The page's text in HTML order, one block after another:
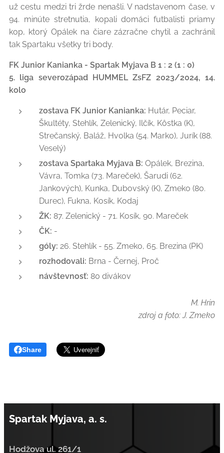
už cestu medzi tri žrde nenašli. V nadstavenom čase, v
94. minúte stretnutia, kopali domáci futbalisti priamy
kop, ktorý Opálek na čiare zázračne chytil a zachránil
tak Spartaku všetky tri body.
FK Junior Kanianka - Spartak Myjava B 1 : 2 (1 : 0)
5. liga severozápad HUMMEL ZsFZ 2023/2024, 14.
kolo
zostava FK Junior Kanianka: Hutár, Peciar,
Škultéty, Stehlík, Zelenický, Ilčík, Kôstka (K),
Strečanský, Baláž, Hvolka (54. Marko), Jurík (88.
Veselý)
zostava Spartaka Myjava B: Opálek, Brezina,
Vávra, Tomka (73. Mareček), Šarudi (62.
Jankových), Kunka, Dubovský (K), Zmeko (80.
Durec), Fukna, Kosík, Kodaj
ŽK: 87. Zelenický - 71. Kosík, 90. Mareček
ČK: -
góly: 26. Stehlík - 55. Zmeko, 65. Brezina (PK)
rozhodovali: Brna - Černej, Proč
návštevnosť: 80 divákov
M. Hrin
zdroj a foto: J. Zmeko
Share
Spartak Myjava, a. s.
Hodžova ul. 261/1